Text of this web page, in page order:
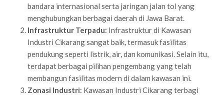
bandara internasional serta jaringan jalan tol yang
menghubungkan berbagai daerah di Jawa Barat.
Infrastruktur Terpadu: Infrastruktur di Kawasan
Industri Cikarang sangat baik, termasuk fasilitas
pendukung seperti listrik, air, dan komunikasi. Selain itu,
terdapat berbagai pilihan pengembang yang telah
membangun fasilitas modern di dalam kawasan ini.
Zonasi Industri: Kawasan Industri Cikarang terbagi